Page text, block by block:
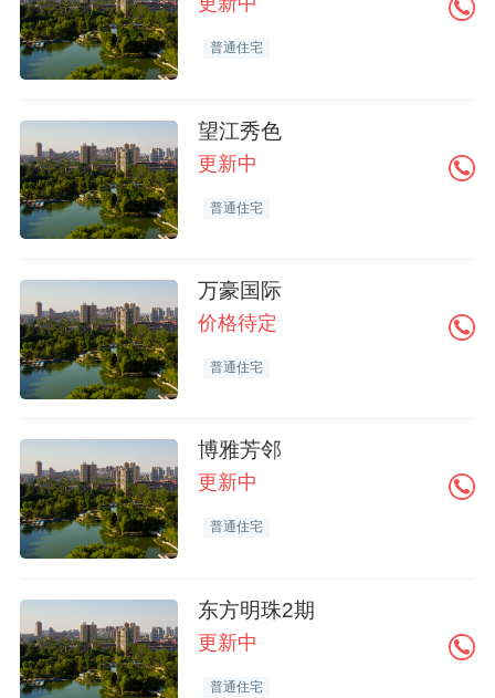
普通住宅
望江秀色
更新中
普通住宅
万豪国际
价格待定
普通住宅
博雅芳邻
更新中
普通住宅
东方明珠2期
更新中
普通住宅